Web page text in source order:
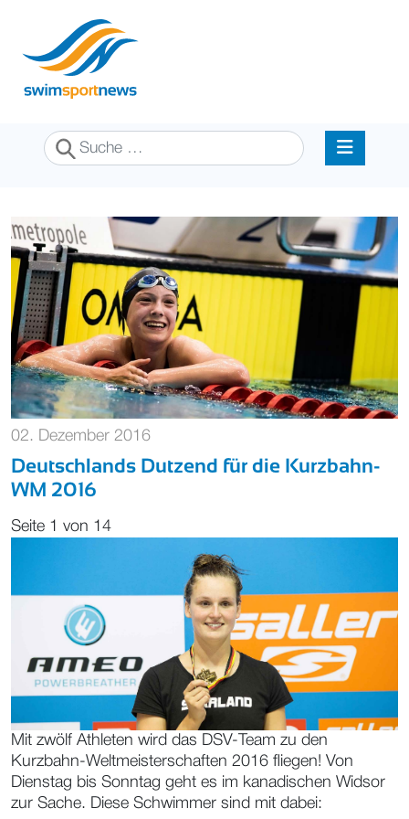
Suchen
02. Dezember 2016
Deutschlands Dutzend für die Kurzbahn-
WM 2016
Seite 1 von 14
Mit zwölf Athleten wird das DSV-Team zu den
Kurzbahn-Weltmeisterschaften 2016 fliegen! Von
Dienstag bis Sonntag geht es im kanadischen Widsor
zur Sache. Diese Schwimmer sind mit dabei: